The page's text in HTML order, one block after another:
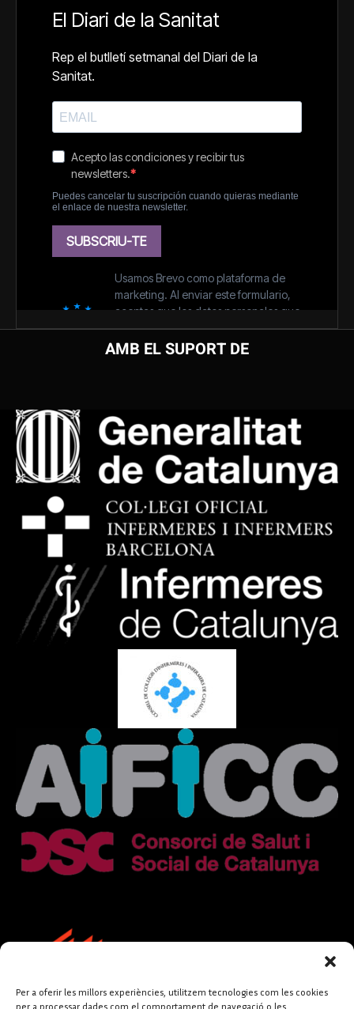
Per a oferir les millors experiències, utilitzem tecnologies com les cookies
per a processar dades com el comportament de navegació o les
AMB EL SUPORT DE